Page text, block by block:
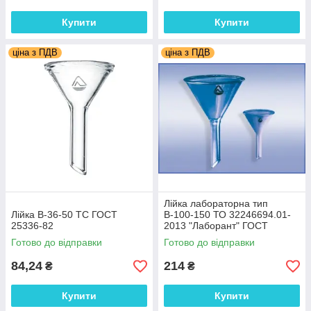
Купити Купити
ціна з ПДВ
Лійка В-36-50 ТС ГОСТ
25336-82
Готово до відправки
84,24 ₴
Купити
ціна з ПДВ
Лійка лабораторна тип
В-100-150 ТО 32246694.01-
2013 "Лаборант" ГОСТ
25336-82
Готово до відправки
214 ₴
Купити